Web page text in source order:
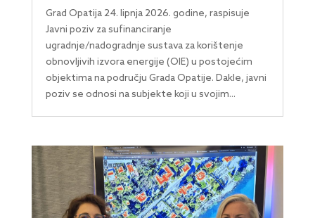
Grad Opatija 24. lipnja 2026. godine, raspisuje
Javni poziv za sufinanciranje
ugradnje/nadogradnje sustava za korištenje
obnovljivih izvora energije (OIE) u postojećim
objektima na području Grada Opatije. Dakle, javni
poziv se odnosi na subjekte koji u svojim...